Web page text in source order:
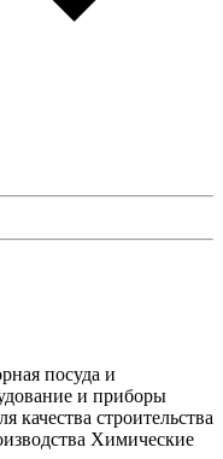
посуда и
и приборы
качества строительства
Химические